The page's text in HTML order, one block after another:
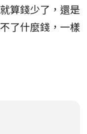
算錢少了，還是
了什麼錢，一樣